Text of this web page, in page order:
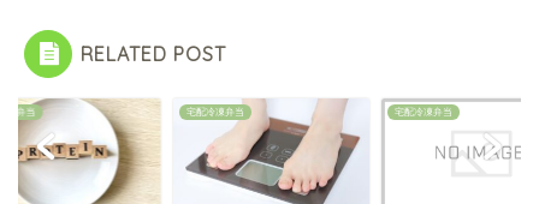
RELATED POST
凍弁当 宅配冷凍弁当 宅配冷凍弁当